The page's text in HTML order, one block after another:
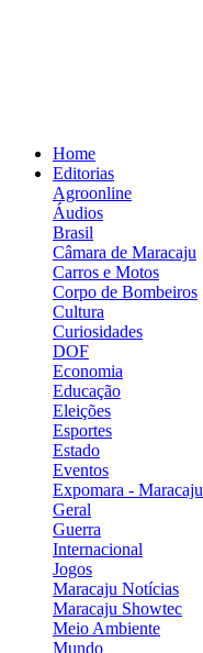
Home
Editorias
Agroonline
Áudios
Brasil
Câmara de Maracaju
Carros e Motos
Corpo de Bombeiros
Cultura
Curiosidades
DOF
Economia
Educação
Eleições
Esportes
Estado
Eventos
Expomara - Maracaju
Geral
Guerra
Internacional
Jogos
Maracaju Notícias
Maracaju Showtec
Meio Ambiente
Mundo